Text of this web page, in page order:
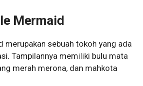
Mermaid
merupakan sebuah tokoh yang ada
Tampilannya memiliki bulu mata
merah merona, dan mahkota